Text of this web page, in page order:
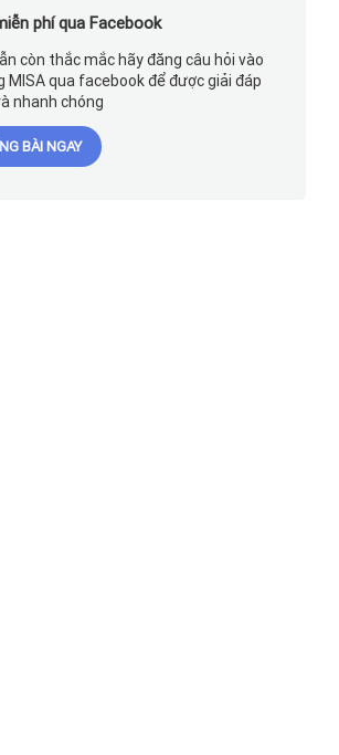
phí qua Facebook
còn thắc mắc hãy đăng câu hỏi vào
MISA qua facebook để được giải đáp
nhanh chóng
BÀI NGAY